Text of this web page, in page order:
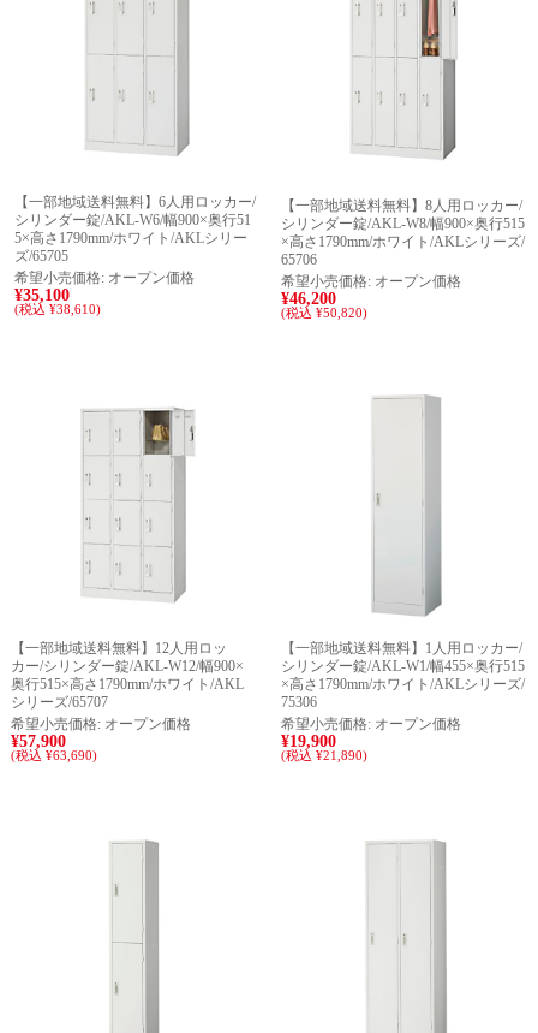
【一部地域送料無料】6人用ロッカー/
シリンダー錠/AKL-W6/幅900×奥行51
5×高さ1790mm/ホワイト/AKLシリー
ズ/65705
希望小売価格: オープン価格
¥35,100
(税込 ¥38,610)
【一部地域送料無料】8人用ロッカー/
シリンダー錠/AKL-W8/幅900×奥行515
×高さ1790mm/ホワイト/AKLシリーズ/
65706
希望小売価格: オープン価格
¥46,200
(税込 ¥50,820)
【一部地域送料無料】12人用ロッ
カー/シリンダー錠/AKL-W12/幅900×
奥行515×高さ1790mm/ホワイト/AKL
シリーズ/65707
希望小売価格: オープン価格
¥57,900
(税込 ¥63,690)
【一部地域送料無料】1人用ロッカー/
シリンダー錠/AKL-W1/幅455×奥行515
×高さ1790mm/ホワイト/AKLシリーズ/
75306
希望小売価格: オープン価格
¥19,900
(税込 ¥21,890)